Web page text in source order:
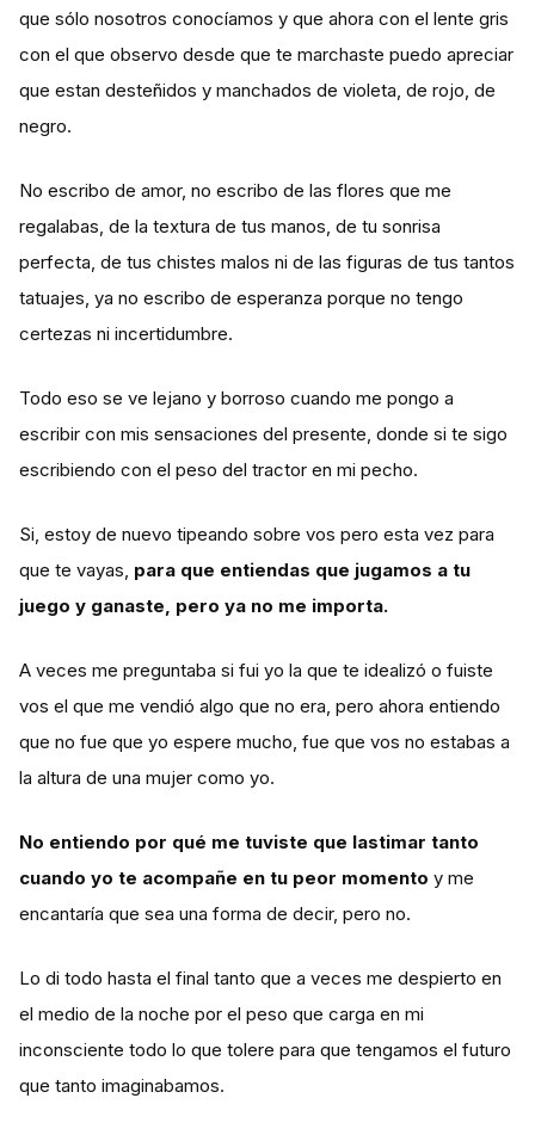
que sólo nosotros conocíamos y que ahora con el lente gris
con el que observo desde que te marchaste puedo apreciar
que estan desteñidos y manchados de violeta, de rojo, de
negro.
No escribo de amor, no escribo de las flores que me
regalabas, de la textura de tus manos, de tu sonrisa
perfecta, de tus chistes malos ni de las figuras de tus tantos
tatuajes, ya no escribo de esperanza porque no tengo
certezas ni incertidumbre.
Todo eso se ve lejano y borroso cuando me pongo a
escribir con mis sensaciones del presente, donde si te sigo
escribiendo con el peso del tractor en mi pecho.
Si, estoy de nuevo tipeando sobre vos pero esta vez para
que te vayas, para que entiendas que jugamos a tu
juego y ganaste, pero ya no me importa.
A veces me preguntaba si fui yo la que te idealizó o fuiste
vos el que me vendió algo que no era, pero ahora entiendo
que no fue que yo espere mucho, fue que vos no estabas a
la altura de una mujer como yo.
No entiendo por qué me tuviste que lastimar tanto
cuando yo te acompañe en tu peor momento y me
encantaría que sea una forma de decir, pero no.
Lo di todo hasta el final tanto que a veces me despierto en
el medio de la noche por el peso que carga en mi
inconsciente todo lo que tolere para que tengamos el futuro
que tanto imaginabamos.